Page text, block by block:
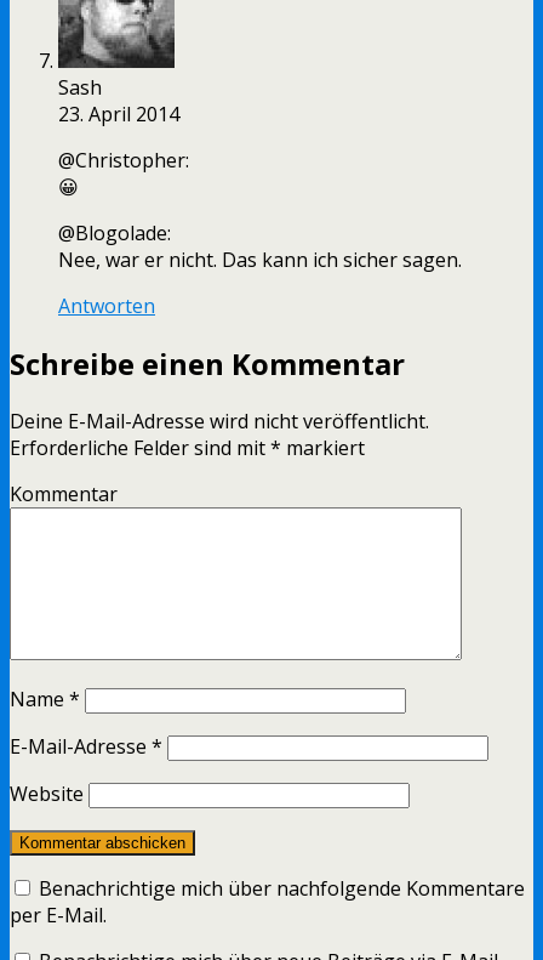
Sash
23. April 2014
@Christopher:
😀
@Blogolade:
Nee, war er nicht. Das kann ich sicher sagen.
Antworten
Schreibe einen Kommentar
Deine E-Mail-Adresse wird nicht veröffentlicht.
Erforderliche Felder sind mit* markiert
Kommentar
Name *
E-Mail-Adresse *
Website
Benachrichtige mich über nachfolgende Kommentare
per E-Mail.